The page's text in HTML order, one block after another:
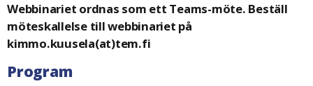
Webbinariet ordnas som ett Teams-möte. Beställ
möteskallelse till webbinariet på
kimmo.kuusela(at)tem.fi
Program